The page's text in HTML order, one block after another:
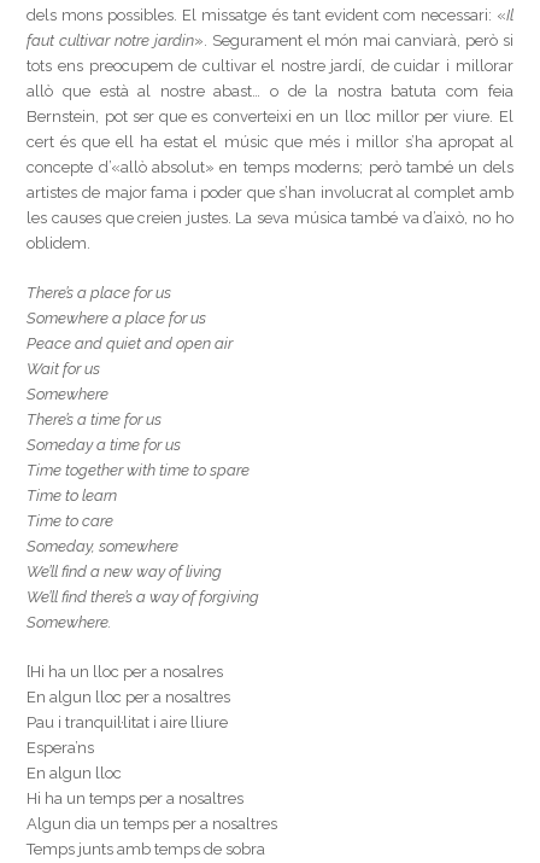
dels mons possibles. El missatge és tant evident com necessari: «Il
faut cultivar notre jardin». Segurament el món mai canviarà, però si
tots ens preocupem de cultivar el nostre jardí, de cuidar i millorar
allò que està al nostre abast… o de la nostra batuta com feia
Bernstein, pot ser que es converteixi en un lloc millor per viure. El
cert és que ell ha estat el músic que més i millor s’ha apropat al
concepte d’«allò absolut» en temps moderns; però també un dels
artistes de major fama i poder que s’han involucrat al complet amb
les causes que creien justes. La seva música també va d’això, no ho
oblidem.
There’s a place for us
Somewhere a place for us
Peace and quiet and open air
Wait for us
Somewhere
There’s a time for us
Someday a time for us
Time together with time to spare
Time to learn
Time to care
Someday, somewhere
We’ll find a new way of living
We’ll find there’s a way of forgiving
Somewhere.
[Hi ha un lloc per a nosalres
En algun lloc per a nosaltres
Pau i tranquil·litat i aire lliure
Espera’ns
En algun lloc
Hi ha un temps per a nosaltres
Algun dia un temps per a nosaltres
Temps junts amb temps de sobra